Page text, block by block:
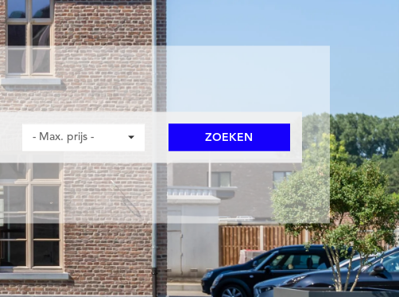
- Max. prijs - ZOEKEN